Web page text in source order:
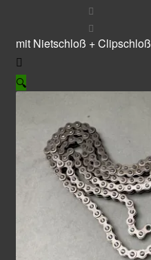
mit Nietschloß + Clipschloß
🔍